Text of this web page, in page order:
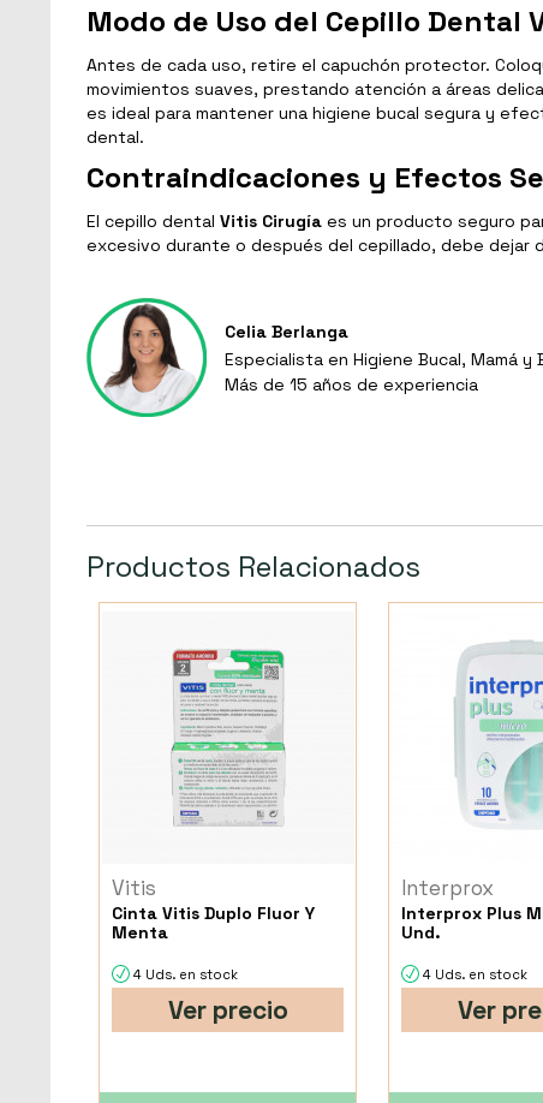
Modo de Uso del Cepillo Dental
Antes de cada uso, retire el capuchón protector.
movimientos suaves, prestando atención a áreas
es ideal para mantener una higiene bucal segura y
dental.
Contraindicaciones y Efectos
El cepillo dental Vitis Cirugía es un producto seguro
excesivo durante o después del cepillado, debe dejar
Celia Berlanga
Especialista en Higiene Bucal, Mamá y
Más de 15 años de experiencia
Productos Relacionados
Vitis
Cinta Vitis Duplo Fluor Y
Menta
4 Uds. en stock
Ver precio
Interprox
Interprox Plus
Und.
4 Uds. en stock
Ver